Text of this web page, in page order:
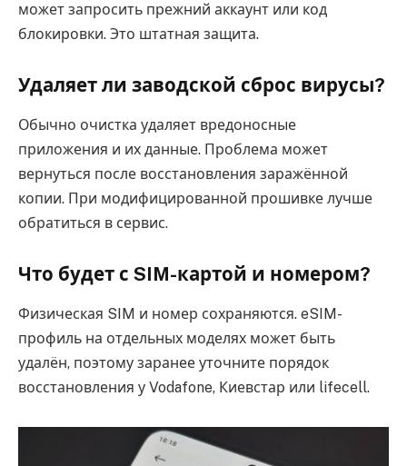
может запросить прежний аккаунт или код
блокировки. Это штатная защита.
Удаляет ли заводской сброс вирусы?
Обычно очистка удаляет вредоносные
приложения и их данные. Проблема может
вернуться после восстановления заражённой
копии. При модифицированной прошивке лучше
обратиться в сервис.
Что будет с SIM-картой и номером?
Физическая SIM и номер сохраняются. eSIM-
профиль на отдельных моделях может быть
удалён, поэтому заранее уточните порядок
восстановления у Vodafone, Киевстар или lifecell.